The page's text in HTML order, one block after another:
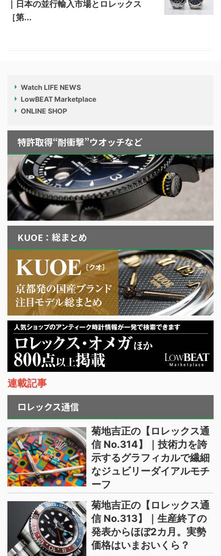
｜日本の並行輸入市場とロレックス
［第...
Watch LIFE NEWS
LowBEAT Marketplace
ONLINE SHOP
特許取得“耐衝撃”ウオッチなど
KUOE：総まとめ
連載記事
ロレックス通信
菊地吉正の【ロレックス通
信 No.314】｜技術力を誇
示するグラフィカルで繊細
なジュビリーダイアルモチ
ーフ
菊地吉正の【ロレックス通
信 No.313】｜生産終了の
発表からほぼ2カ月。実勢
価格はいまおいくら？